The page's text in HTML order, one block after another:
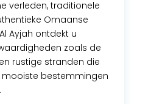
verleden, traditionele
Omaanse
Ayjah ontdekt u
zoals de
rustige stranden die
mooiste bestemmingen